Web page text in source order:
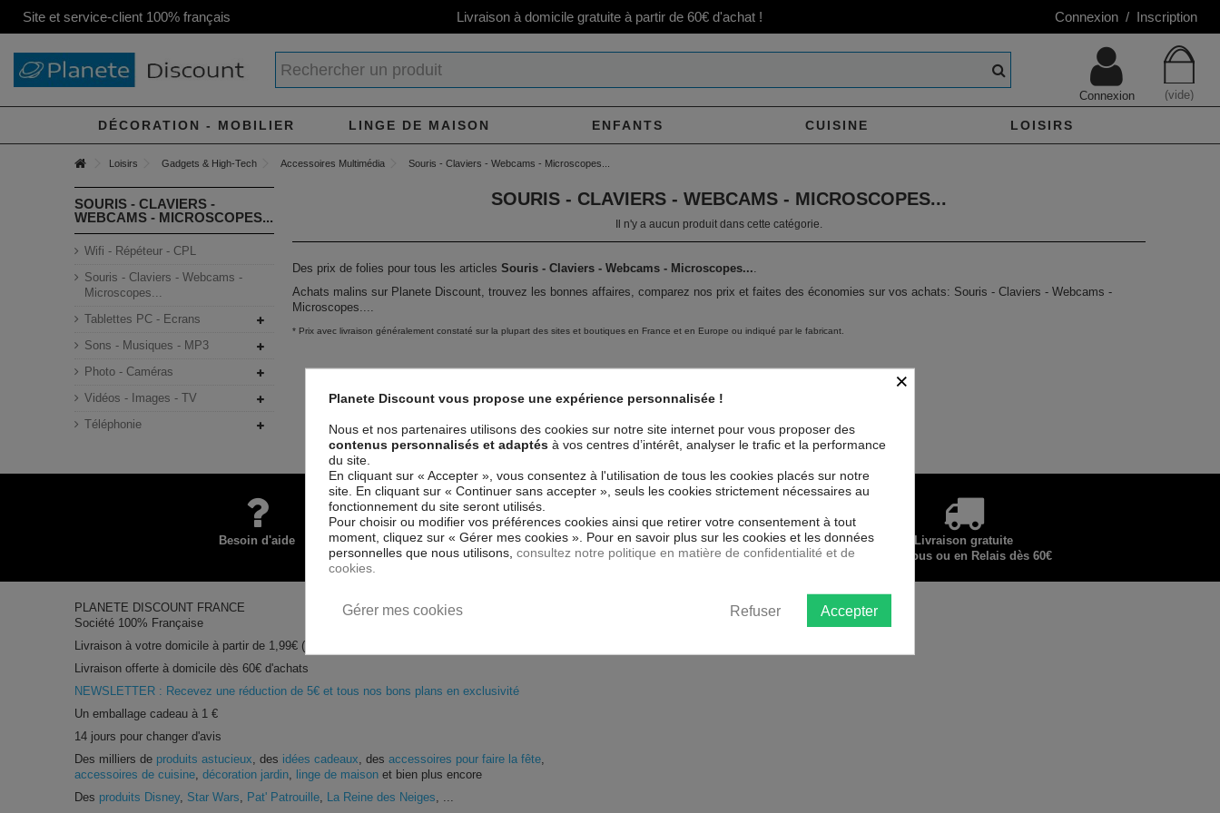
Site et service-client 100% français Livraison à domicile gratuite à partir de 60€ d'achat ! Connexion / Inscription
(vide)
Connexion
DÉCORATION - MOBILIER LINGE DE MAISON ENFANTS CUISINE LOISIRS
Loisirs Gadgets & High-Tech Accessoires Multimédia Souris - Claviers - Webcams - Microscopes...
SOURIS - CLAVIERS - WEBCAMS - MICROSCOPES...
Il n'y a aucun produit dans cette catégorie.
Des prix de folies pour tous les articlesSouris - Claviers - Webcams - Microscopes....
Achats malins sur Planete Discount, trouvez les bonnes affaires, comparez nos prix et faites des économies sur vos achats: Souris - Claviers - Webcams -
Microscopes....
* Prix avec livraison généralement constaté sur la plupart des sites et boutiques en France et en Europe ou indiqué par le fabricant.
SOURIS - CLAVIERS -
WEBCAMS - MICROSCOPES...
Wifi - Répéteur - CPL
Souris - Claviers - Webcams -
Microscopes...
Tablettes PC - Ecrans
Sons - Musiques - MP3
Photo - Caméras
Vidéos - Images - TV
Téléphonie
Besoin d'aide
Paiement
100% sécurisé
Services +
nos engagements
Livraison gratuite
chez vous ou en Relais dès 60€
PLANETE DISCOUNT FRANCE
Société 100% Française
Livraison à votre domicile à partir de 1,99€ (pour les petits produits)
Livraison offerte à domicile dès 60€ d'achats
NEWSLETTER : Recevez une réduction de 5€ et tous nos bons plans en exclusivité
Un emballage cadeau à 1 €
14 jours pour changer d'avis
Des milliers de produits astucieux, des idées cadeaux, desaccessoires pour faire la fête,
accessoires de cuisine,décoration jardin, linge de maison et bien plus encore
Des produits Disney, Star Wars, Pat' Patrouille, La Reine des Neiges, ...
×
Planete Discount vous propose une expérience personnalisée !
Nous et nos partenaires utilisons des cookies sur notre site internet pour vous proposer des
contenus personnalisés et adaptés à vos centres d’intérêt, analyser le trafic et la performance
du site.
En cliquant sur « Accepter », vous consentez à l'utilisation de tous les cookies placés sur notre
site. En cliquant sur « Continuer sans accepter », seuls les cookies strictement nécessaires au
fonctionnement du site seront utilisés.
Pour choisir ou modifier vos préférences cookies ainsi que retirer votre consentement à tout
moment, cliquez sur « Gérer mes cookies ». Pour en savoir plus sur les cookies et les données
personnelles que nous utilisons, consultez notre politique en matière de confidentialité et de
cookies.
Accepter
Refuser
Gérer mes cookies